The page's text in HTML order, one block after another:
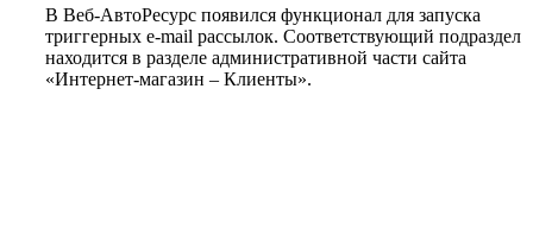
В Веб-АвтоРесурс появился функционал для запуска
триггерных e-mail рассылок. Соответствующий подраздел
находится в разделе административной части сайта
«Интернет-магазин – Клиенты».